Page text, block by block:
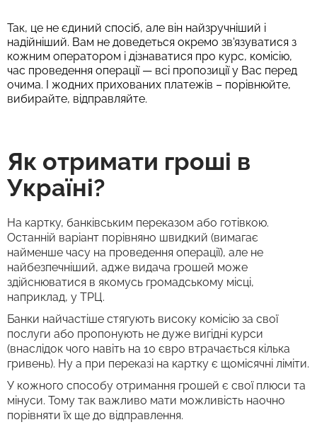
Так, це не єдиний спосіб, але він найзручніший і
надійніший. Вам не доведеться окремо зв'язуватися з
кожним оператором і дізнаватися про курс, комісію,
час проведення операції — всі пропозиції у Вас перед
очима. І жодних прихованих платежів – порівнюйте,
вибирайте, відправляйте.
Як отримати гроші в
Україні?
На картку, банківським переказом або готівкою.
Останній варіант порівняно швидкий (вимагає
найменше часу на проведення операції), але не
найбезпечніший, адже видача грошей може
здійснюватися в якомусь громадському місці,
наприклад, у ТРЦ.
Банки найчастіше стягують високу комісію за свої
послуги або пропонують не дуже вигідні курси
(внаслідок чого навіть на 10 євро втрачається кілька
гривень). Ну а при переказі на картку є щомісячні ліміти.
У кожного способу отримання грошей є свої плюси та
мінуси. Тому так важливо мати можливість наочно
порівняти їх ще до відправлення.